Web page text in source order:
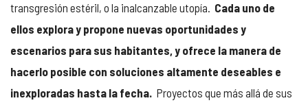
transgresión estéril, o la inalcanzable utopía. Cada uno de
ellos explora y propone nuevas oportunidades y
escenarios para sus habitantes, y ofrece la manera de
hacerlo posible con soluciones altamente deseables e
inexploradas hasta la fecha. Proyectos que más allá de sus